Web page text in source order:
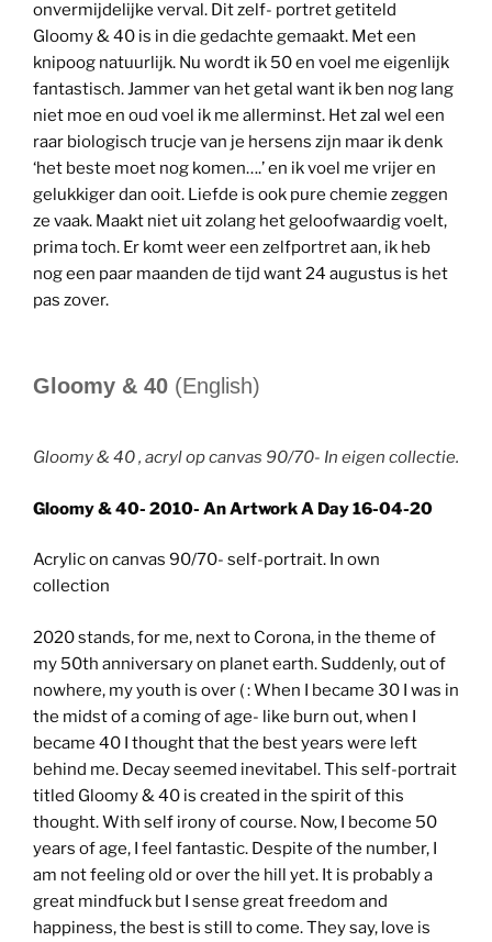
onvermijdelijke verval. Dit zelf- portret getiteld
Gloomy & 40 is in die gedachte gemaakt. Met een
knipoog natuurlijk. Nu wordt ik 50 en voel me eigenlijk
fantastisch. Jammer van het getal want ik ben nog lang
niet moe en oud voel ik me allerminst. Het zal wel een
raar biologisch trucje van je hersens zijn maar ik denk
‘het beste moet nog komen….’ en ik voel me vrijer en
gelukkiger dan ooit. Liefde is ook pure chemie zeggen
ze vaak. Maakt niet uit zolang het geloofwaardig voelt,
prima toch. Er komt weer een zelfportret aan, ik heb
nog een paar maanden de tijd want 24 augustus is het
pas zover.
Gloomy & 40 (English)
Gloomy & 40 , acryl op canvas 90/70- In eigen collectie.
Gloomy & 40- 2010- An Artwork A Day 16-04-20
Acrylic on canvas 90/70- self-portrait. In own
collection
2020 stands, for me, next to Corona, in the theme of
my 50th anniversary on planet earth. Suddenly, out of
nowhere, my youth is over ( : When I became 30 I was in
the midst of a coming of age- like burn out, when I
became 40 I thought that the best years were left
behind me. Decay seemed inevitabel. This self-portrait
titled Gloomy & 40 is created in the spirit of this
thought. With self irony of course. Now, I become 50
years of age, I feel fantastic. Despite of the number, I
am not feeling old or over the hill yet. It is probably a
great mindfuck but I sense great freedom and
happiness, the best is still to come. They say, love is